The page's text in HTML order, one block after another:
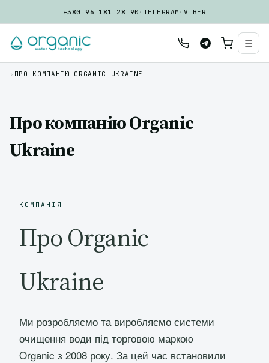
+380 96 181 28 90 · TELEGRAM · VIBER
☰
› ПРО КОМПАНІЮ ORGANIC UKRAINE
Про компанію Organic
Ukraine
КОМПАНІЯ
Про Organic
Ukraine
Ми розробляємо та виробляємо системи
очищення води під торговою маркою
Organic з 2008 року. За цей час встановили